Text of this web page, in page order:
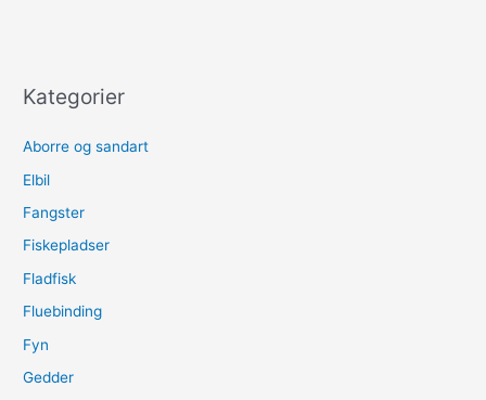
Kategorier
Aborre og sandart
Elbil
Fangster
Fiskepladser
Fladfisk
Fluebinding
Fyn
Gedder